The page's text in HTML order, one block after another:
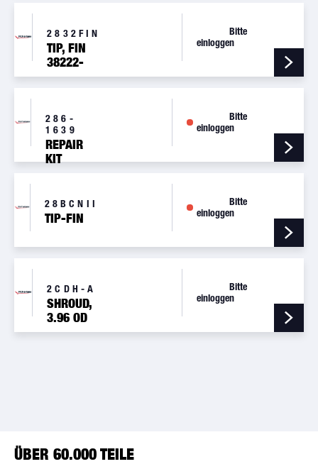
2832FIN
TIP, FIN
38222-
000
Bitte
einloggen
286-
1639
REPAIR
KIT
Bitte
einloggen
28BCNII
TIP-FIN
Bitte
einloggen
2CDH-A
SHROUD,
3.96 OD
Bitte
einloggen
ÜBER 60.000 TEILE